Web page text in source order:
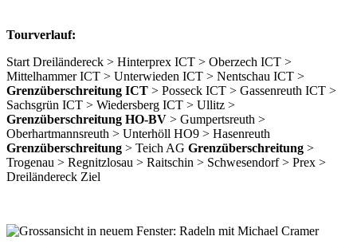
Tourverlauf:
Start Dreiländereck > Hinterprex ICT > Oberzech ICT >
Mittelhammer ICT > Unterwieden ICT > Nentschau ICT >
Grenzüberschreitung ICT > Posseck ICT > Gassenreuth ICT >
Sachsgrün ICT > Wiedersberg ICT > Ullitz >
Grenzüberschreitung HO-BV > Gumpertsreuth >
Oberhartmannsreuth > Unterhöll HO9 > Hasenreuth
Grenzüberschreitung > Teich AG Grenzüberschreitung >
Trogenau > Regnitzlosau > Raitschin > Schwesendorf > Prex >
Dreiländereck Ziel